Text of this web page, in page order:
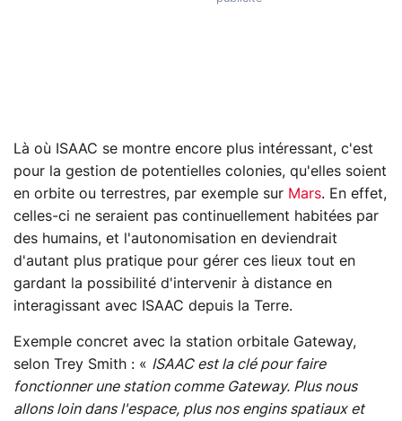
Là où ISAAC se montre encore plus intéressant, c'est
pour la gestion de potentielles colonies, qu'elles soient
en orbite ou terrestres, par exemple sur Mars. En effet,
celles-ci ne seraient pas continuellement habitées par
des humains, et l'autonomisation en deviendrait
d'autant plus pratique pour gérer ces lieux tout en
gardant la possibilité d'intervenir à distance en
interagissant avec ISAAC depuis la Terre.
Exemple concret avec la station orbitale Gateway,
selon Trey Smith : « ISAAC est la clé pour faire
fonctionner une station comme Gateway. Plus nous
allons loin dans l'espace, plus nos engins spatiaux et